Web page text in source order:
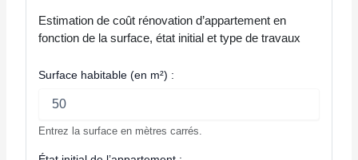
Estimation de coût rénovation d’appartement en
fonction de la surface, état initial et type de travaux
Surface habitable (en m²) :
Entrez la surface en mètres carrés.